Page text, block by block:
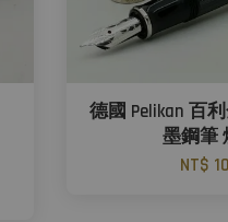
德國 Pelikan 百
墨鋼筆
NT$